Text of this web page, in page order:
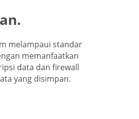
melampaui standar
memanfaatkan
data dan firewall
yang disimpan.